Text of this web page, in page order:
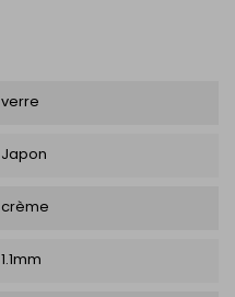
verre
Japon
crème
1.1mm